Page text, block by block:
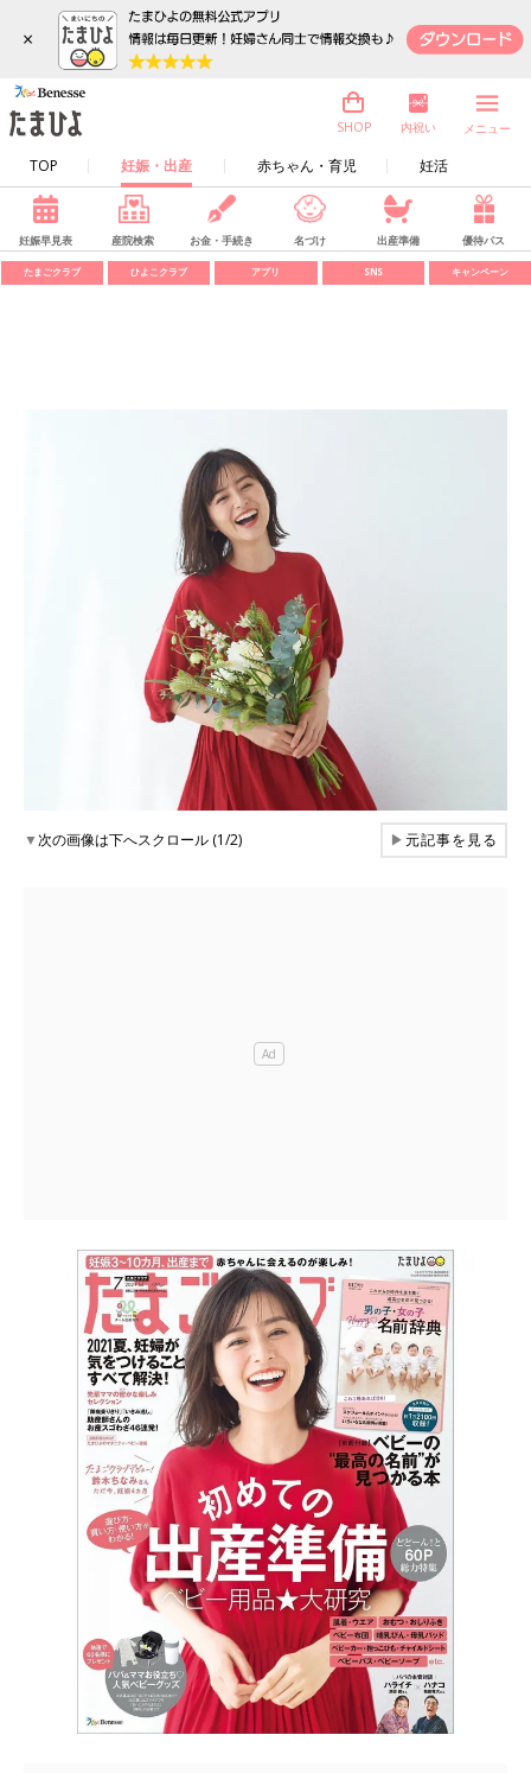
×
TOP 妊娠・出産 赤ちゃん・育児 妊活
SHOP 内祝い メニュー
妊娠早見表 産院検索 お金・手続き 名づけ 出産準備 優待パス
たまごクラブ ひよこクラブ アプリ SNS キャンペーン
▼次の画像は下へスクロール (1/2) ▶元記事を見る